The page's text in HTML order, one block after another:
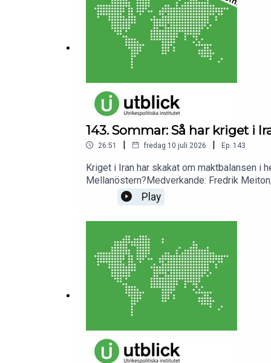
143. Sommar: Så har kriget i
26:51 | fredag 10 juli 2026 | Ep. 143
Kriget i Iran har skakat om maktbalansen i
Mellanöstern?Medverkande: Fredrik
första delen i en sommarserie av
Play